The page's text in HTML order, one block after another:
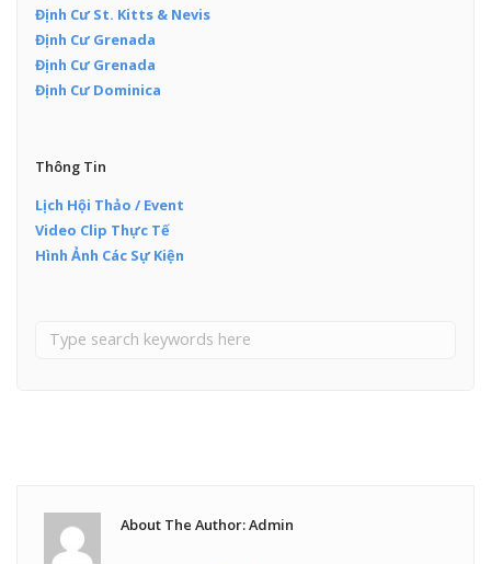
Định Cư St. Kitts & Nevis
Định Cư Grenada
Định Cư Grenada
Định Cư Dominica
Thông Tin
Lịch Hội Thảo / Event
Video Clip Thực Tế
Hình Ảnh Các Sự Kiện
About The Author: Admin